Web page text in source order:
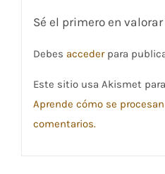
Sé el primero en valorar
Debes accederpara
Este sitio usa Akismet
Aprende cómo se
comentarios.